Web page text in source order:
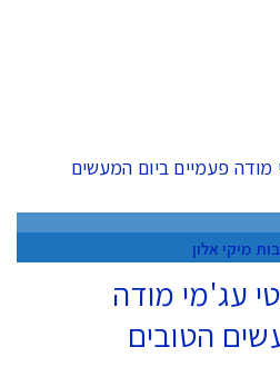
מיקי אלון
עג'מי מודה
הטובים